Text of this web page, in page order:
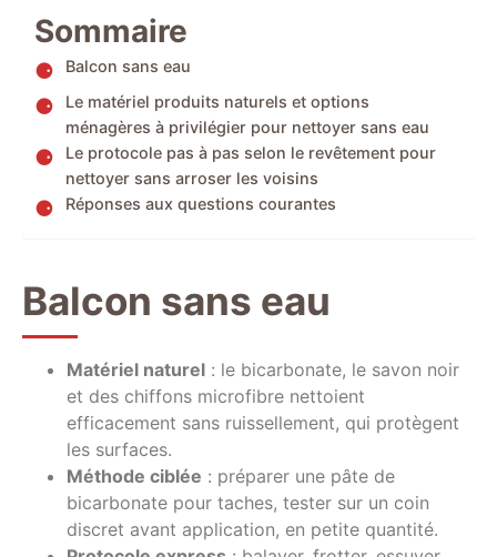
Sommaire
Balcon sans eau
Le matériel produits naturels et options
ménagères à privilégier pour nettoyer sans eau
Le protocole pas à pas selon le revêtement pour
nettoyer sans arroser les voisins
Réponses aux questions courantes
Balcon sans eau
Matériel naturel : le bicarbonate, le savon noir
et des chiffons microfibre nettoient
efficacement sans ruissellement, qui protègent
les surfaces.
Méthode ciblée : préparer une pâte de
bicarbonate pour taches, tester sur un coin
discret avant application, en petite quantité.